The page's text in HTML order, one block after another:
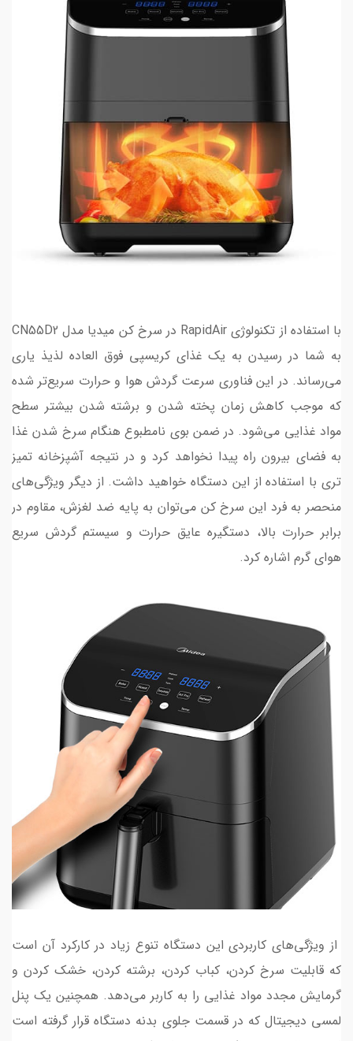
با استفاده از تکنولوژی RapidAir در سرخ کن میدیا مدل CN55D2
به شما در رسیدن به یک غذای کریسپی فوق العاده لذیذ یاری
می‌رساند. در این فناوری سرعت گردش هوا و حرارت سریع‌تر شده
که موجب کاهش زمان پخته شدن و برشته شدن بیشتر سطح
مواد غذایی می‌شود. در ضمن بوی نامطبوع هنگام سرخ شدن غذا
به فضای بیرون راه پیدا نخواهد کرد و در نتیجه آشپزخانه تمیز
تری با استفاده از این دستگاه خواهید داشت. از دیگر ویژگی‌های
منحصر به فرد این سرخ کن می‌توان به پایه ضد لغزش، مقاوم در
برابر حرارت بالا، دستگیره عایق حرارت و سیستم گردش سریع
هوای گرم اشاره کرد.
از ویژگی‌های کاربردی این دستگاه تنوع زیاد در کارکرد آن است
که قابلیت سرخ کردن، کباب کردن، برشته کردن، خشک کردن و
گرمایش مجدد مواد غذایی را به کاربر می‌دهد. همچنین یک پنل
لمسی دیجیتال که در قسمت جلوی بدنه دستگاه قرار گرفته است